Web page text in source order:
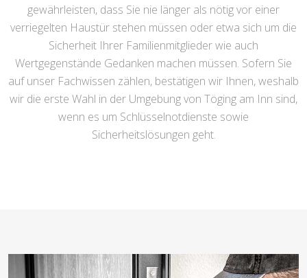
gewährleisten, dass Sie nie länger als nötig vor einer
verriegelten Haustür stehen müssen oder etwa sich um die
Sicherheit Ihrer Familienmitglieder wie auch
Wertgegenstände Gedanken machen müssen. Sofern Sie
auf unser Fachwissen zählen, bestätigen wir Ihnen, weshalb
wir die erste Wahl in der Umgebung von Töging am Inn sind,
wenn es um Schlüsselnotdienste sowie
Sicherheitslösungen geht.